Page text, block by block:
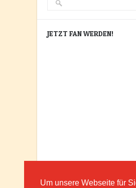
Um unsere Webseite für
JETZT FAN WERDEN!